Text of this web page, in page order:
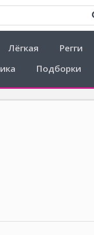
Лёгкая Регги
Подборки